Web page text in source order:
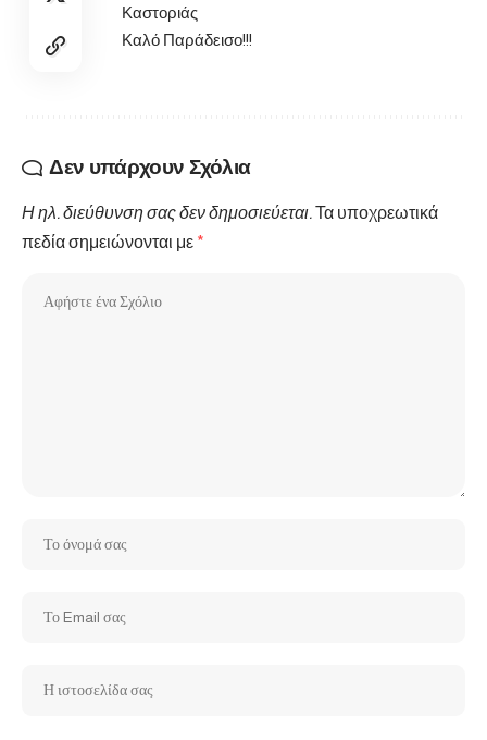
Καστοριάς
Καλό Παράδεισο!!!
Δεν υπάρχουν Σχόλια
Η ηλ. διεύθυνση σας δεν δημοσιεύεται.Τα υποχρεωτικά
πεδία σημειώνονται με *